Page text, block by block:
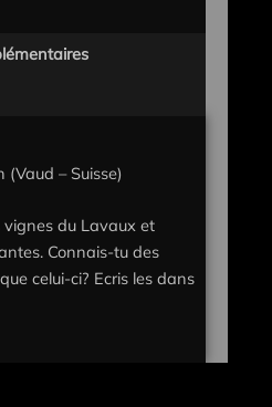
– Suisse)
vignes du Lavaux et
Connais-tu des
celui-ci? Ecris les dans